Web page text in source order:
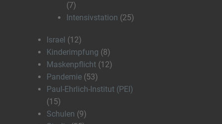
(7)
Intensivstation (25)
Israel (12)
Kinderimpfung (8)
Maskenpflicht (12)
Pandemie (53)
Paul-Ehrlich-Institut (PEI)
(15)
Schulen (9)